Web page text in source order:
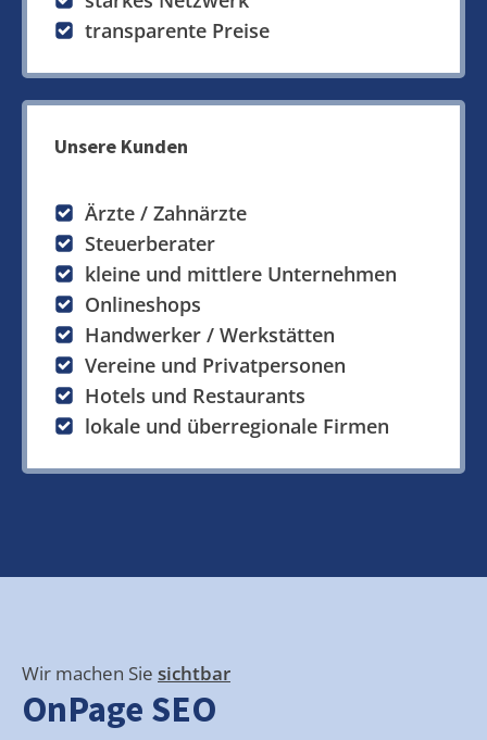
transparente Preise
Unsere Kunden
Ärzte / Zahnärzte
Steuerberater
kleine und mittlere Unternehmen
Onlineshops
Handwerker / Werkstätten
Vereine und Privatpersonen
Hotels und Restaurants
lokale und überregionale Firmen
Wir machen Sie sichtbar
OnPage SEO